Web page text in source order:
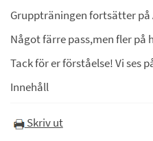
Gruppträningen fortsätter
Något färre pass,men fler på
Tack för er förståelse! Vi ses
Innehåll
Skriv ut